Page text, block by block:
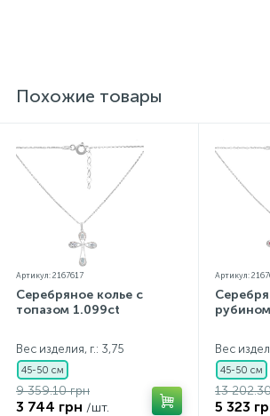
проба. К каждому ювелирному
прилагаются бирка с указанием всех
незначительно отличаться от
особенностей цветопередачи экрана
Похожие товары
Артикул: 2167617
Серебряное колье с
топазом 1.099ct
Вес изделия, г.: 3,75
45-50 см
9 359.10 грн
3 744 грн /шт.
Артикул:
Вес
45-50 см
13
5 323